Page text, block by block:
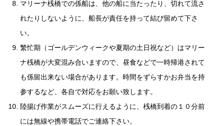
マリーナ桟橋での係船は、他の船に当たったり、切れて流さ
れたりしないように、船長が責任を持って結び留めて下さ
い。
繁忙期（ゴールデンウィークや夏期の土日祝など）はマリー
ナ桟橋が大変混み合いますので、昼食などで一時帰港されて
も係留出来ない場合があります。時間をずらすかお弁当を持
参するなど、各自で対応をお願い致します。
陸揚げ作業がスムーズに行えるように、桟橋到着の１０分前
には無線や携帯電話でご連絡下さい。